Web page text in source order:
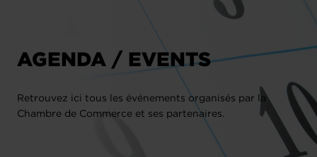
AGENDA / EVENTS
Retrouvez ici tous les événements organisés par la
Chambre de Commerce et ses partenaires.